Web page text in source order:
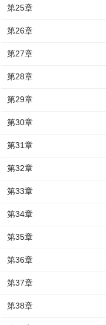
第25章
第26章
第27章
第28章
第29章
第30章
第31章
第32章
第33章
第34章
第35章
第36章
第37章
第38章